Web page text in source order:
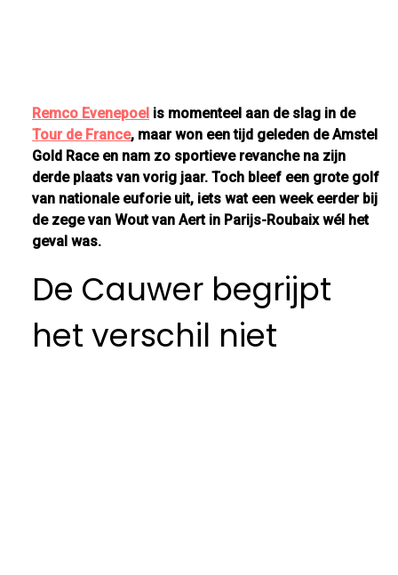
Remco Evenepoel is momenteel aan de slag in de
Tour de France, maar won een tijd geleden de Amstel
Gold Race en nam zo sportieve revanche na zijn
derde plaats van vorig jaar. Toch bleef een grote golf
van nationale euforie uit, iets wat een week eerder bij
de zege van Wout van Aert in Parijs-Roubaix wél het
geval was.
De Cauwer begrijpt
het verschil niet